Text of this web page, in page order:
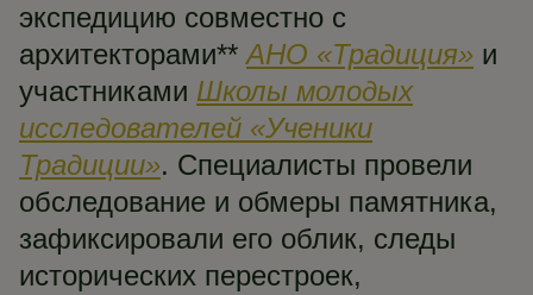
экспедицию совместно с
архитекторами**АНО «Традиция» и
участниками Школы молодых
исследователей «Ученики
Традиции». Специалисты провели
обследование и обмеры памятника,
зафиксировали его облик, следы
исторических перестроек,